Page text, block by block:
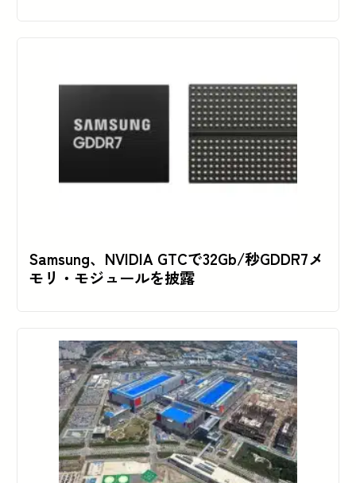
Samsung、NVIDIA GTCで32Gb/秒GDDR7メ
モリ・モジュールを披露